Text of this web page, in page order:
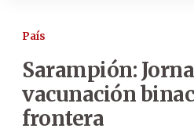
País
Sarampión:
vacunación
frontera